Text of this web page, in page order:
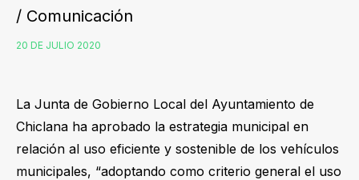
/ Comunicación
20 DE JULIO 2020
La Junta de Gobierno Local del Ayuntamiento de
Chiclana ha aprobado la estrategia municipal en
relación al uso eficiente y sostenible de los vehículos
municipales, “adoptando como criterio general el uso